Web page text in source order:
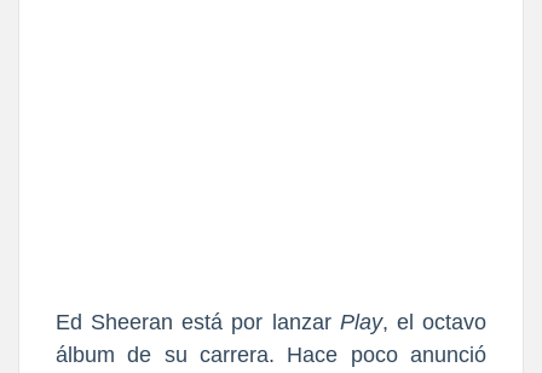
Ed Sheeran está por lanzar Play, el octavo
álbum de su carrera. Hace poco anunció